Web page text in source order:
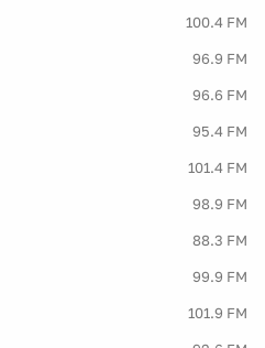
100.4 FM
96.9 FM
96.6 FM
95.4 FM
101.4 FM
98.9 FM
88.3 FM
99.9 FM
101.9 FM